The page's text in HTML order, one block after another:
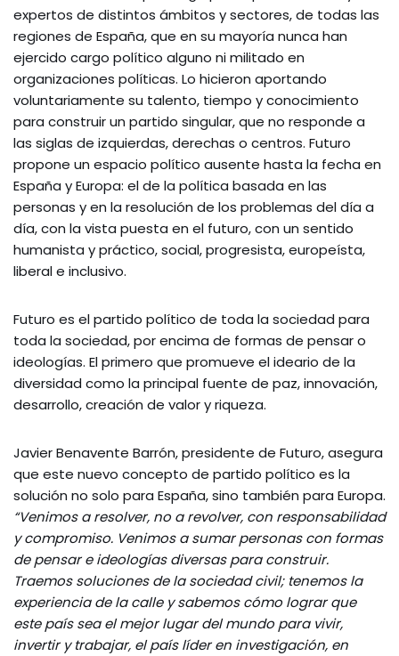
expertos de distintos ámbitos y sectores, de todas las
regiones de España, que en su mayoría nunca han
ejercido cargo político alguno ni militado en
organizaciones políticas. Lo hicieron aportando
voluntariamente su talento, tiempo y conocimiento
para construir un partido singular, que no responde a
las siglas de izquierdas, derechas o centros. Futuro
propone un espacio político ausente hasta la fecha en
España y Europa: el de la política basada en las
personas y en la resolución de los problemas del día a
día, con la vista puesta en el futuro, con un sentido
humanista y práctico, social, progresista, europeísta,
liberal e inclusivo.
Futuro es el partido político de toda la sociedad para
toda la sociedad, por encima de formas de pensar o
ideologías. El primero que promueve el ideario de la
diversidad como la principal fuente de paz, innovación,
desarrollo, creación de valor y riqueza.
Javier Benavente Barrón, presidente de Futuro, asegura
que este nuevo concepto de partido político es la
solución no solo para España, sino también para Europa.
“Venimos a resolver, no a revolver, con responsabilidad
y compromiso. Venimos a sumar personas con formas
de pensar e ideologías diversas para construir.
Traemos soluciones de la sociedad civil; tenemos la
experiencia de la calle y sabemos cómo lograr que
este país sea el mejor lugar del mundo para vivir,
invertir y trabajar, el país líder en investigación, en